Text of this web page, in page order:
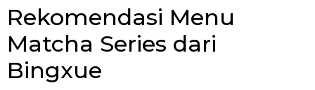
Rekomendasi Menu
Matcha Series dari
Bingxue